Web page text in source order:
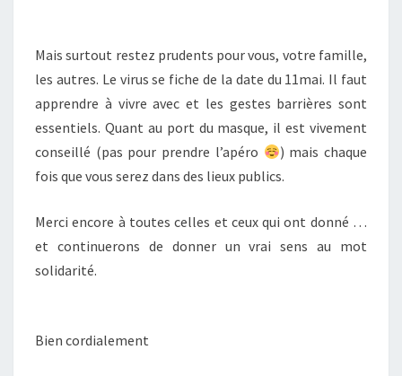
Mais surtout restez prudents pour vous, votre famille,
les autres. Le virus se fiche de la date du 11mai. Il faut
apprendre à vivre avec et les gestes barrières sont
essentiels. Quant au port du masque, il est vivement
conseillé (pas pour prendre l’apéro
) mais chaque
fois que vous serez dans des lieux publics.
Merci encore à toutes celles et ceux qui ont donné …
et continuerons de donner un vrai sens au mot
solidarité.
Bien cordialement